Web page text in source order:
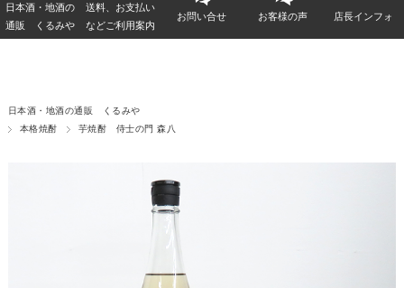
日本酒・地酒の
通販 くるみや
送料、お支払い
などご利用案内
お問い合せ お客様の声 店長インフォ
日本酒・地酒の通販 くるみや
本格焼酎
芋焼酎 侍士の門 森八